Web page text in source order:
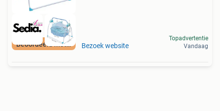
Beoordeeld met 9+ Bezoek website
Topadvertentie
Vandaag